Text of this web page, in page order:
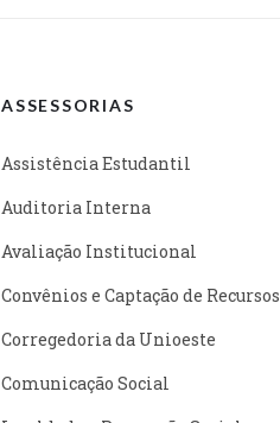
ASSESSORIAS
Assistência Estudantil
Auditoria Interna
Avaliação Institucional
Convênios e Captação de Recursos
Corregedoria da Unioeste
Comunicação Social